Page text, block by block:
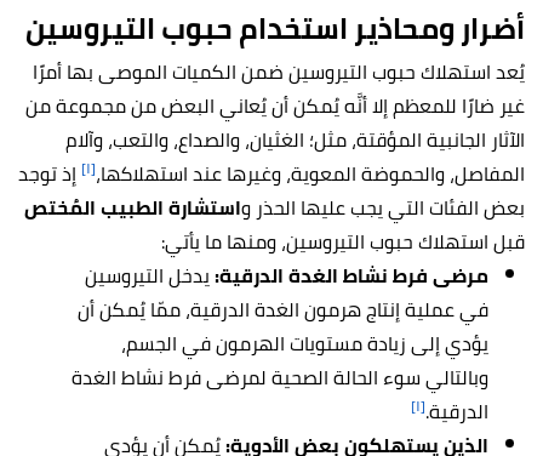
أضرار ومحاذير استخدام حبوب التيروسين
يُعد استهلاك حبوب التيروسين ضمن الكميات الموصى بها أمرًا
غير ضارًا للمعظم إلا أنَّه يُمكن أن يُعاني البعض من مجموعة من
الآثار الجانبية المؤقتة، مثل؛ الغثيان، والصداع، والتعب، وآلام
المفاصل، والحموضة المعوية، وغيرها عند استهلاكها،[١] إذ توجد
بعض الفئات التي يجب عليها الحذر واستشارة الطبيب المُختص
قبل استهلاك حبوب التيروسين، ومنها ما يأتي:
مرضى فرط نشاط الغدة الدرقية:يدخل التيروسين
في عملية إنتاج هرمون الغدة الدرقية، ممّا يُمكن أن
يؤدي إلى زيادة مستويات الهرمون في الجسم،
وبالتالي سوء الحالة الصحية لمرضى فرط نشاط الغدة
الدرقية.[١]
الذين يستهلكون بعض الأدوية:يُمكن أن يؤدي